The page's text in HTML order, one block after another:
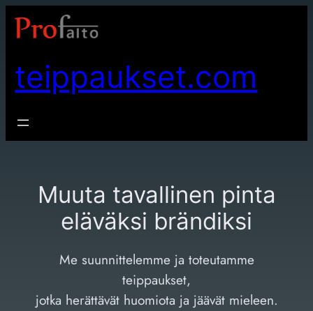
Siirry
sisältöön
teippaukset.com
Muuta tavallinen pinta
eläväksi brändiksi
Me suunnittelemme ja toteutamme
teippaukset,
jotka herättävät huomiota ja jäävät mieleen.